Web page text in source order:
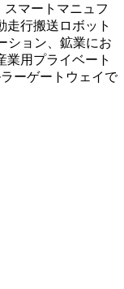
スマートマニュフ
走行搬送ロボット
ション、鉱業にお
業用プライベート
ーゲートウェイで